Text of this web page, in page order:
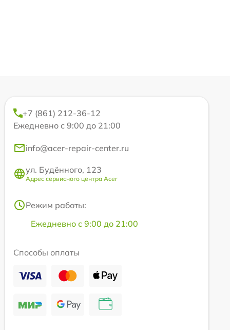
+7 (861) 212-36-12
Ежедневно с 9:00 до 21:00
info@acer-repair-center.ru
ул. Будённого, 123
Адрес сервисного центра Acer
Режим работы:
Ежедневно с 9:00 до 21:00
Способы оплаты